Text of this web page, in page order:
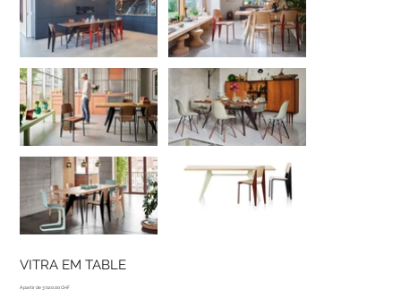
VITRA EM TABLE
Prix 3'020.00 CHF